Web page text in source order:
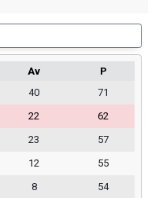
Av
P
40
71
22
62
23
57
12
55
8
54